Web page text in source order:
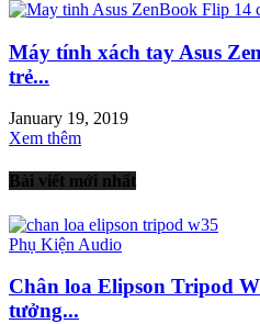
Máy tính xách tay Asus
trẻ...
January 19, 2019
Xem thêm
Bài viết mới nhất
Phụ Kiện Audio
Chân loa Elipson Tripod
tưởng...